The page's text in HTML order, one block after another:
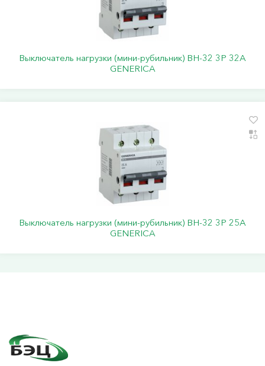
Выключатель нагрузки (мини-рубильник) ВН-32 3Р 32А
GENERICA
Выключатель нагрузки (мини-рубильник) ВН-32 3Р 25А
GENERICA